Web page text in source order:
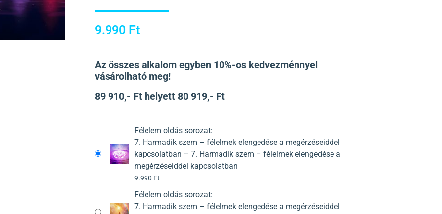
9.990 Ft
Az összes alkalom egyben 10%-os kedvezménnyel
vásárolható meg!
89 910,- Ft helyett 80 919,- Ft
Félelem oldás sorozat:
7. Harmadik szem – félelmek elengedése a megérzéseiddel
kapcsolatban – 7. Harmadik szem – félelmek elengedése a
megérzéseiddel kapcsolatban
9.990 Ft
Félelem oldás sorozat:
7. Harmadik szem – félelmek elengedése a megérzéseiddel